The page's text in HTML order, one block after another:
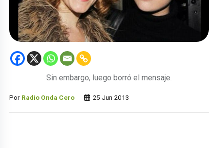
Sin embargo, luego borró el mensaje.
Por Radio Onda Cero 25 Jun 2013